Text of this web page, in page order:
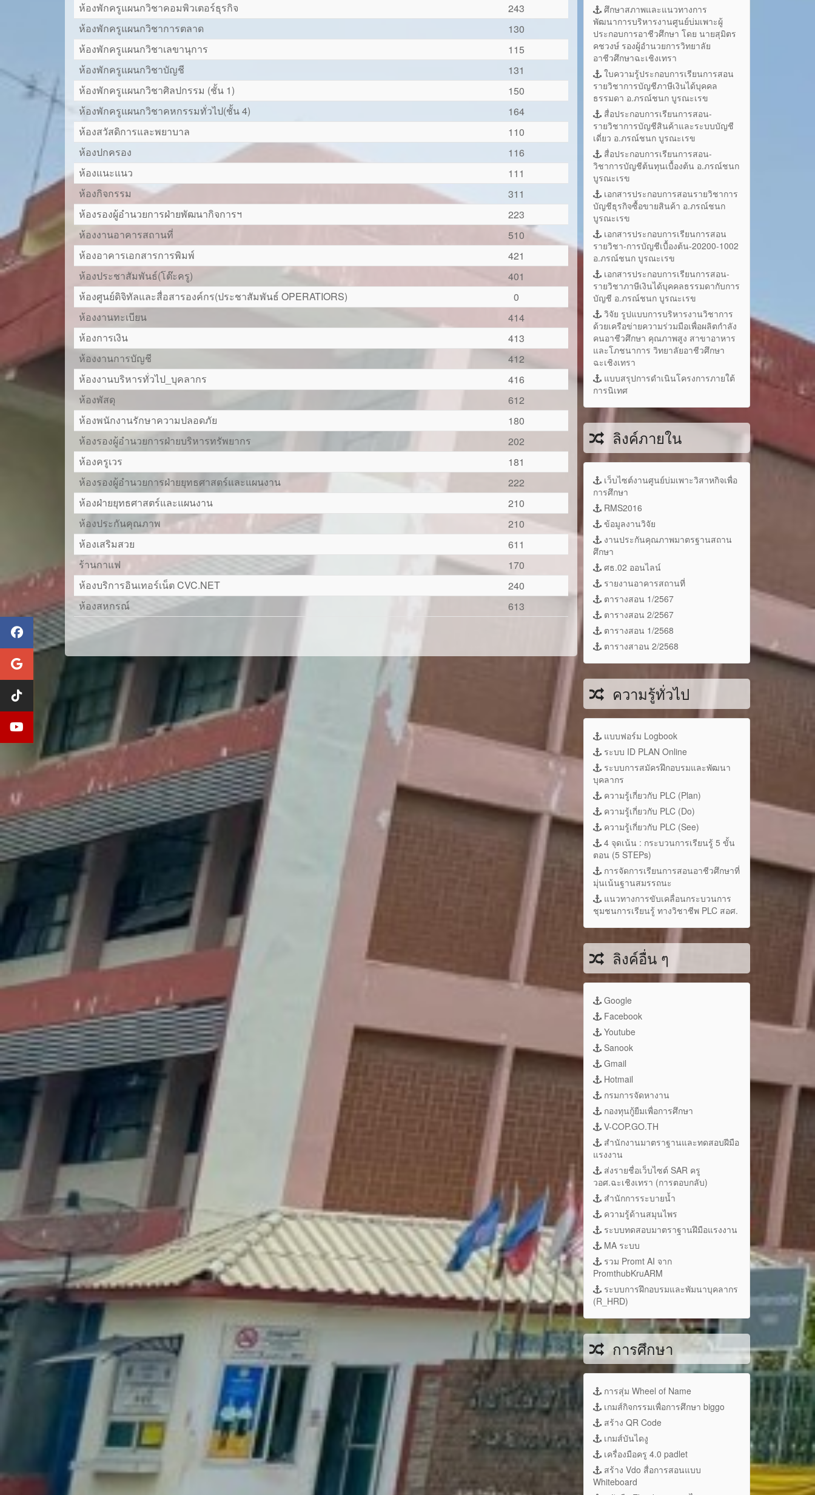
ห้องพักครูแผนกวิชาคอมพิวเตอร์ธุรกิจ
243
ห้องพักครูแผนกวิชาการตลาด
130
ห้องพักครูแผนกวิชาเลขานุการ
115
ห้องพักครูแผนกวิชาบัญชี
131
ห้องพักครูแผนกวิชาศิลปกรรม (ชั้น 1)
150
ห้องพักครูแผนกวิชาคหกรรมทั่วไป(ชั้น 4)
164
ห้องสวัสดิการและพยาบาล
110
ห้องปกครอง
116
ห้องแนะแนว
111
ห้องกิจกรรม
311
ห้องรองผู้อำนวยการฝ่ายพัฒนากิจการฯ
223
ห้องงานอาคารสถานที่
510
ห้องอาคารเอกสารการพิมพ์
421
ห้องประชาสัมพันธ์(โต๊ะครู)
401
ห้องศูนย์ดิจิทัลและสื่อสารองค์กร(ประชาสัมพันธ์ OPERATIORS)
0
ห้องงานทะเบียน
414
ห้องการเงิน
413
ห้องงานการบัญชี
412
ห้องงานบริหารทั่วไป_บุคลากร
416
ห้องพัสดุ
612
ห้องพนักงานรักษาความปลอดภัย
180
ห้องรองผู้อำนวยการฝ่ายบริหารทรัพยากร
202
ห้องครูเวร
181
ห้องรองผู้อำนวยการฝ่ายยุทธศาสตร์และแผนงาน
222
ห้องฝ่ายยุทธศาสตร์และแผนงาน
210
ห้องประกันคุณภาพ
210
ห้องเสริมสวย
611
ร้านกาแฟ
170
ห้องบริการอินเทอร์เน็ต CVC.NET
240
ห้องสหกรณ์
613
ศึกษาสภาพและแนวทางการ
พัฒนาการบริหารงานศูนย์บ่มเพาะผู้
ประกอบการอาชีวศึกษา โดย นายสุมิตร
คชวงษ์ รองผู้อำนวยการวิทยาลัย
อาชีวศึกษาฉะเชิงเทรา
ใบความรู้ประกอบการเรียนการสอน
รายวิชาการบัญชีภาษีเงินได้บุคคล
ธรรมดา อ.ภรณ์ชนก บูรณะเรข
สื่อประกอบการเรียนการสอน-
รายวิชาการบัญชีสินค้าและระบบบัญชี
เดี่ยว อ.ภรณ์ชนก บูรณะเรข
สื่อประกอบการเรียนการสอน-
วิชาการบัญชีต้นทุนเบื้องต้น อ.ภรณ์ชนก
บูรณะเรข
เอกสารประกอบการสอนรายวิชาการ
บัญชีธุรกิจซื้อขายสินค้า อ.ภรณ์ชนก
บูรณะเรข
เอกสารประกอบการเรียนการสอน
รายวิชา-การบัญชีเบื้องต้น-20200-1002
อ.ภรณ์ชนก บูรณะเรข
เอกสารประกอบการเรียนการสอน-
รายวิชาภาษีเงินได้บุคคลธรรมดากับการ
บัญชี อ.ภรณ์ชนก บูรณะเรข
วิจัย รูปแบบการบริหารงานวิชาการ
ด้วยเครือข่ายความร่วมมือเพื่อผลิตกำลัง
คนอาชีวศึกษา คุณภาพสูง สาขาอาหาร
และโภชนาการ วิทยาลัยอาชีวศึกษา
ฉะเชิงเทรา
แบบสรุปการดำเนินโครงการภายใต้
การนิเทศ
ลิงค์ภายใน
เว็บไซต์งานศูนย์บ่มเพาะวิสาหกิจเพื่อ
การศึกษา
RMS2016
ข้อมูลงานวิจัย
งานประกันคุณภาพมาตรฐานสถาน
ศึกษา
ศธ.02 ออนไลน์
รายงานอาคารสถานที่
ตารางสอน 1/2567
ตารางสอน 2/2567
ตารางสอน 1/2568
ตารางสาอน 2/2568
ความรู้ทั่วไป
แบบฟอร์ม Logbook
ระบบ ID PLAN Online
ระบบการสมัครฝึกอบรมและพัฒนา
บุคลากร
ความรู้เกี่ยวกับ PLC (Plan)
ความรู้เกี่ยวกับ PLC (Do)
ความรู้เกี่ยวกับ PLC (See)
4 จุดเน้น : กระบวนการเรียนรู้ 5 ขั้น
ตอน (5 STEPs)
การจัดการเรียนการสอนอาชีวศึกษาที่
มุ่นเน้นฐานสมรรถนะ
แนวทางการขับเคลื่อนกระบวนการ
ชุมชนการเรียนรู้ ทางวิชาชีพ PLC สอศ.
ลิงค์อื่น ๆ
Google
Facebook
Youtube
Sanook
Gmail
Hotmail
กรมการจัดหางาน
กองทุนกู้ยืมเพื่อการศึกษา
V-COP.GO.TH
สำนักงานมาตราฐานและทดสอบฝีมือ
แรงงาน
ส่งรายชื่อเว็บไซต์ SAR ครู
วอศ.ฉะเชิงเทรา (การตอบกลับ)
สำนักการระบายน้ำ
ความรู้ด้านสมุนไพร
ระบบทดสอบมาตราฐานฝึมือแรงงาน
MA ระบบ
รวม Promt AI จาก
PromthubKruARM
ระบบการฝึกอบรมและพัมนาบุคลากร
(R_HRD)
การศึกษา
การสุ่ม Wheel of Name
เกมส์กิจกรรมเพื่อการศึกษา biggo
สร้าง QR Code
เกมส์บันไดงู
เครื่องมือครู 4.0 padlet
สร้าง Vdo สื่อการสอนแบบ
Whiteboard